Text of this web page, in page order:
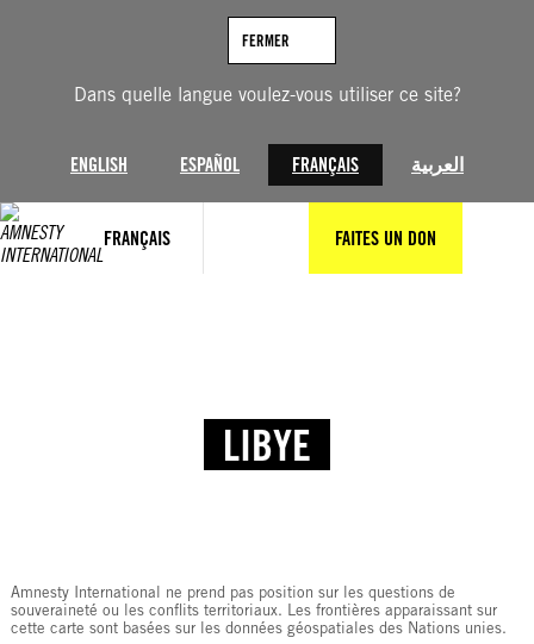
Dans quelle langue voulez-vous utiliser ce site?
ENGLISH ESPAÑOL FRANÇAIS العربية
FERMER
FRANÇAIS FAITES UN DON
LIBYE
Amnesty International ne prend pas position sur les questions de
souveraineté ou les conflits territoriaux. Les frontières apparaissant sur
cette carte sont basées sur les données géospatiales des Nations unies.